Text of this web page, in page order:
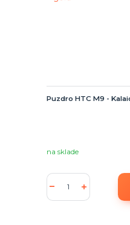
Puzdro HTC M9 -
na sklade